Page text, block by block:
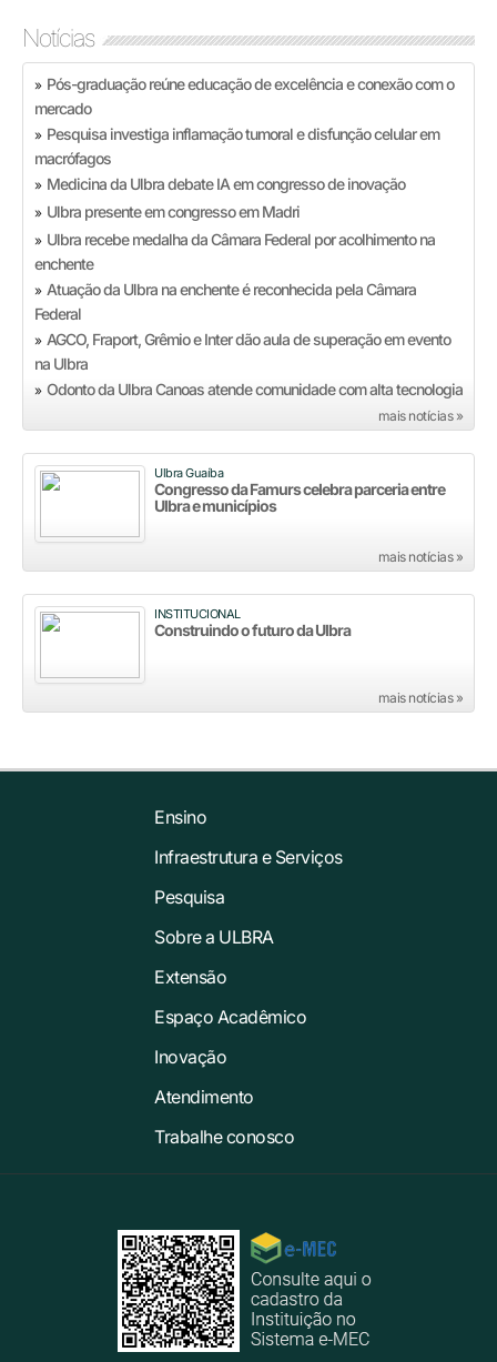
Notícias
» Pós-graduação reúne educação de excelência e conexão com o
mercado
» Pesquisa investiga inflamação tumoral e disfunção celular em
macrófagos
» Medicina da Ulbra debate IA em congresso de inovação
» Ulbra presente em congresso em Madri
» Ulbra recebe medalha da Câmara Federal por acolhimento na
enchente
» Atuação da Ulbra na enchente é reconhecida pela Câmara
Federal
» AGCO, Fraport, Grêmio e Inter dão aula de superação em evento
na Ulbra
» Odonto da Ulbra Canoas atende comunidade com alta tecnologia
mais notícias »
Ulbra Guaíba
Congresso da Famurs celebra parceria entre
Ulbra e municípios
mais notícias »
INSTITUCIONAL
Construindo o futuro da Ulbra
mais notícias »
Ensino
Infraestrutura e Serviços
Pesquisa
Sobre a ULBRA
Extensão
Espaço Acadêmico
Inovação
Atendimento
Trabalhe conosco